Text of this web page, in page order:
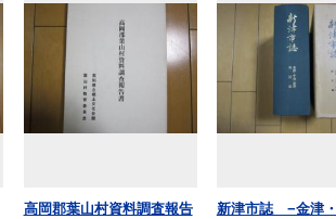
高岡郡葉山村資料調査報告
新津市誌 −金津・